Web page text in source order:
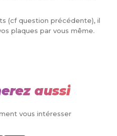
(cf question précédente), il
plaques par vous même.
aussi
vous intéresser